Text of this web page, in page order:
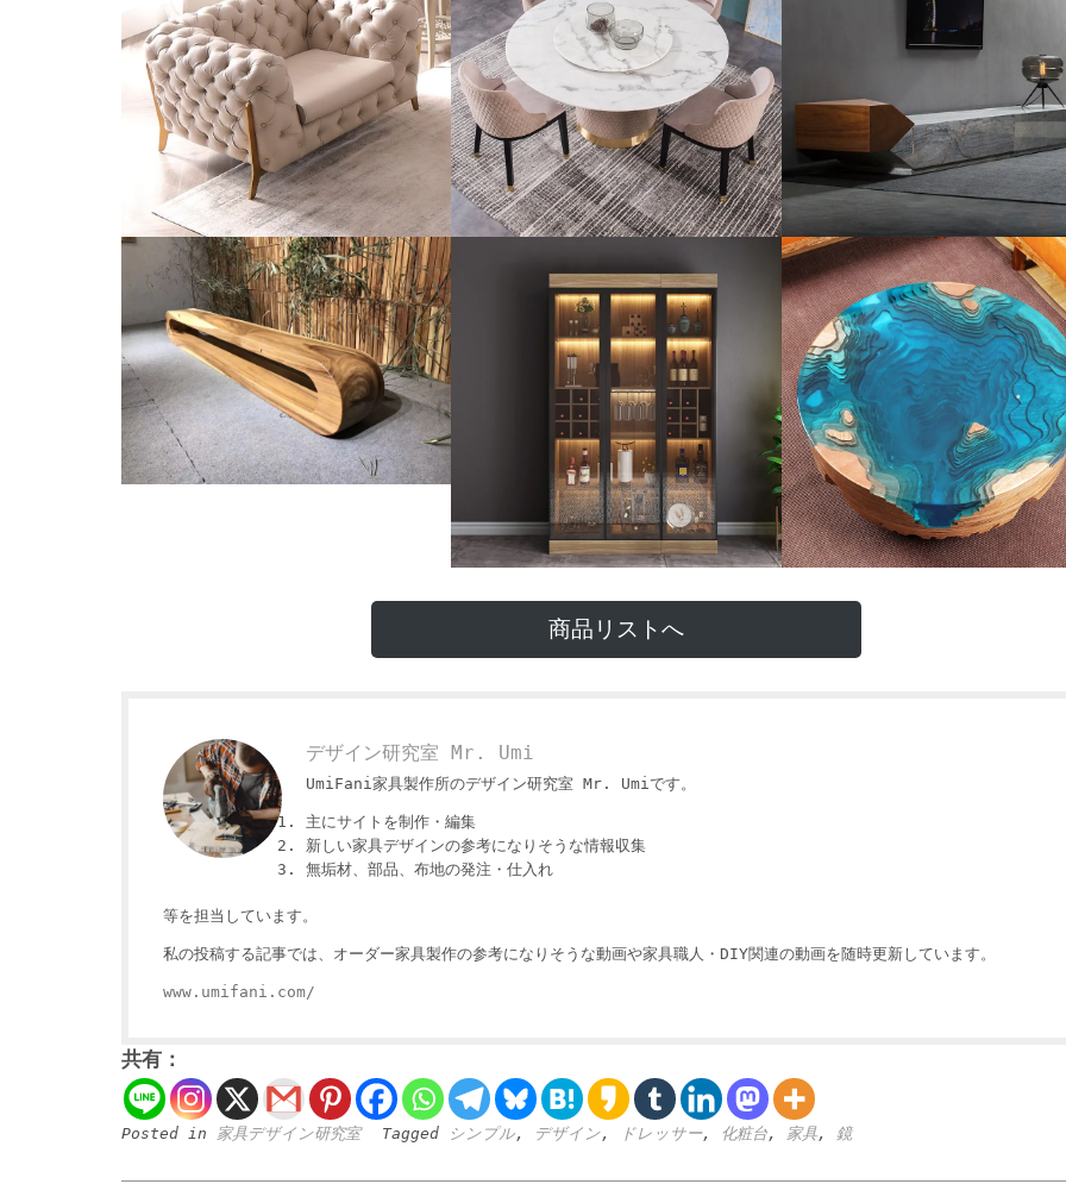
商品リストへ
デザイン研究室 Mr. Umi
UmiFani家具製作所のデザイン研究室 Mr. Umiです。
主にサイトを制作・編集
新しい家具デザインの参考になりそうな情報収集
無垢材、部品、布地の発注・仕入れ
等を担当しています。
私の投稿する記事では、オーダー家具製作の参考になりそうな動画や家具職人・DIY関連の動画を随時更新しています。
www.umifani.com/
共有：
Posted in 家具デザイン研究室 Tagged シンプル, デザイン, ドレッサー, 化粧台, 家具, 鏡